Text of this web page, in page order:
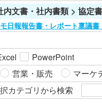
内文書・社内書類 > 協定書
日報報告書・レポート稟議書
PowerPoint
営業・販売 マーケ
カテゴリから検索